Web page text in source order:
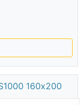
160х200